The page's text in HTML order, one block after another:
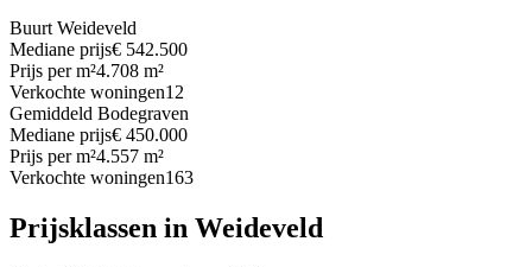
Buurt Weideveld
Mediane prijs€ 542.500
Prijs per m²4.708 m²
Verkochte woningen12
Gemiddeld Bodegraven
Mediane prijs€ 450.000
Prijs per m²4.557 m²
Verkochte woningen163
Prijsklassen in Weideveld